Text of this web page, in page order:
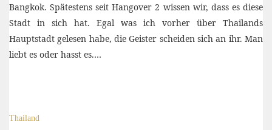
Bangkok. Spätestens seit Hangover 2 wissen wir, dass es diese
Stadt in sich hat. Egal was ich vorher über Thailands
Hauptstadt gelesen habe, die Geister scheiden sich an ihr. Man
liebt es oder hasst es.…
Thailand